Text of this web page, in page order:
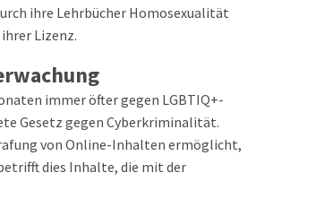
ihre Lehrbücher Homosexualität
Lizenz.
immer öfter gegen LGBTIQ+-
Gesetz gegen Cyberkriminalität.
von Online-Inhalten ermöglicht,
dies Inhalte, die mit der